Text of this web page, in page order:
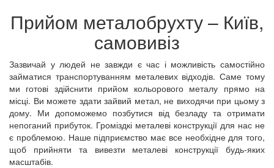
Прийом металобрухту – Київ,
самовивіз
Зазвичай у людей не завжди є час і можливість самостійно
займатися транспортуванням металевих відходів. Саме тому
ми готові здійснити прийом кольорового металу прямо на
місці. Ви можете здати зайвий метал, не виходячи при цьому з
дому. Ми допоможемо позбутися від безладу та отримати
непоганий прибуток. Громіздкі металеві конструкції для нас не
є проблемою. Наше підприємство має все необхідне для того,
щоб прийняти та вивезти металеві конструкції будь-яких
масштабів.